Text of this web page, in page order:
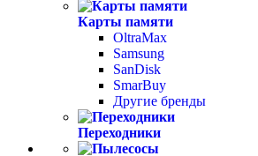
Карты памяти
OltraMax
Samsung
SanDisk
SmarBuy
Другие бренды
Переходники